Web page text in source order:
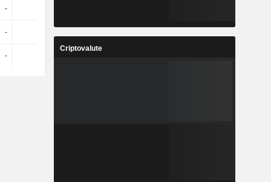
-
-
-
Criptovalute